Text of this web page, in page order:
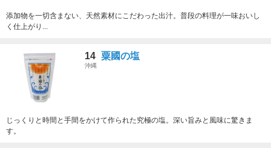
添加物を一切含まない、天然素材にこだわった出汁。普段の料理が一味おいし
く仕上がり...
14 粟國の塩
沖縄
じっくりと時間と手間をかけて作られた究極の塩。深い旨みと風味に驚きま
す。